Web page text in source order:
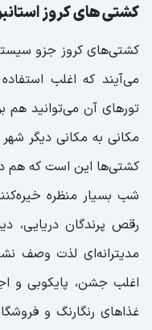
کشتی‌ های کروز
کشتی‌های کروز جزو
می‌آیند که اغلب
تورهای آن می‌توانید هم
مکانی به مکانی دیگر
کشتی‌ها این است که هم
شب بسیار منظره
رقص پرندگان دریایی،
مدیترانه‌ای لذت وصف
اغلب جشن، پایکوبی و
غذاهای رنگارنگ و